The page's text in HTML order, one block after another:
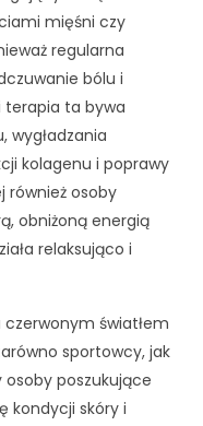
mięśni czy
regularna
bólu i
terapia ta bywa
wygładzania
kolagenu i poprawy
również osoby
obniżoną energią
relaksująco i
światłem
sportowcy, jak
poszukujące
kondycji skóry i